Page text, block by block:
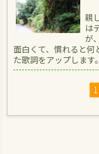
親
は
が
面白くて、慣れると何
た歌詞をアップします
1